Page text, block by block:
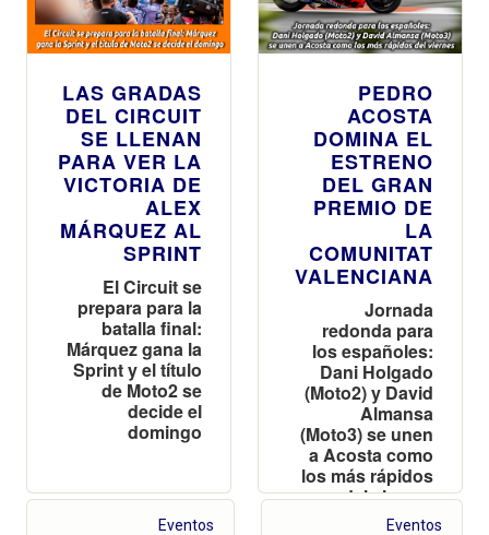
LAS GRADAS
DEL CIRCUIT
SE LLENAN
PARA VER LA
VICTORIA DE
ALEX
MÁRQUEZ AL
SPRINT
El Circuit se
prepara para la
batalla final:
Márquez gana la
Sprint y el título
de Moto2 se
decide el
domingo
PEDRO
ACOSTA
DOMINA EL
ESTRENO
DEL GRAN
PREMIO DE
LA
COMUNITAT
VALENCIANA
Jornada
redonda para
los españoles:
Dani Holgado
(Moto2) y David
Almansa
(Moto3) se unen
a Acosta como
los más rápidos
del viernes
Eventos Eventos